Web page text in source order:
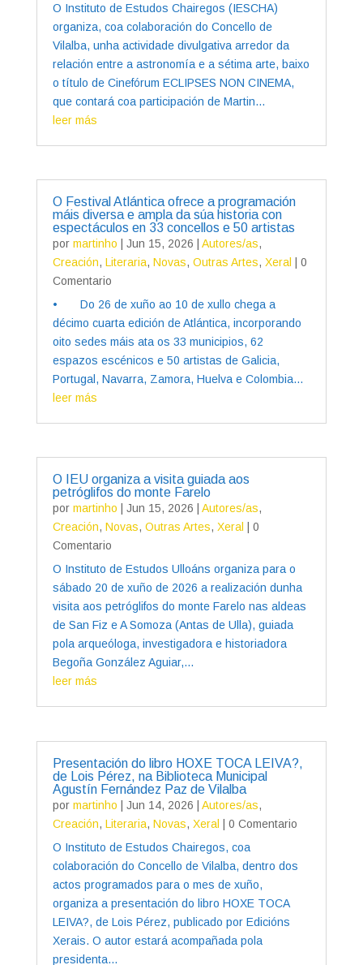
O Instituto de Estudos Chairegos (IESCHA)
organiza, coa colaboración do Concello de
Vilalba, unha actividade divulgativa arredor da
relación entre a astronomía e a sétima arte, baixo
o título de Cinefórum ECLIPSES NON CINEMA,
que contará coa participación de Martin...
leer más
O Festival Atlántica ofrece a programación
máis diversa e ampla da súa historia con
espectáculos en 33 concellos e 50 artistas
por martinho Jun 15, 2026 Autores/as,
Creación, Literaria, Novas, Outras Artes, Xeral
| 0
Comentario
• Do 26 de xuño ao 10 de xullo chega a
décimo cuarta edición de Atlántica, incorporando
oito sedes máis ata os 33 municipios, 62
espazos escénicos e 50 artistas de Galicia,
Portugal, Navarra, Zamora, Huelva e Colombia...
leer más
O IEU organiza a visita guiada aos
petróglifos do monte Farelo
por martinho Jun 15, 2026 Autores/as,
Creación, Novas, Outras Artes, Xeral
| 0
Comentario
O Instituto de Estudos Ulloáns organiza para o
sábado 20 de xuño de 2026 a realización dunha
visita aos petróglifos do monte Farelo nas aldeas
de San Fiz e A Somoza (Antas de Ulla), guiada
pola arqueóloga, investigadora e historiadora
Begoña González Aguiar,...
leer más
Presentación do libro HOXE TOCA LEIVA?,
de Lois Pérez, na Biblioteca Municipal
Agustín Fernández Paz de Vilalba
por martinho Jun 14, 2026 Autores/as,
Creación, Literaria, Novas, Xeral
| 0 Comentario
O Instituto de Estudos Chairegos, coa
colaboración do Concello de Vilalba, dentro dos
actos programados para o mes de xuño,
organiza a presentación do libro HOXE TOCA
LEIVA?, de Lois Pérez, publicado por Edicións
Xerais. O autor estará acompañada pola
presidenta...